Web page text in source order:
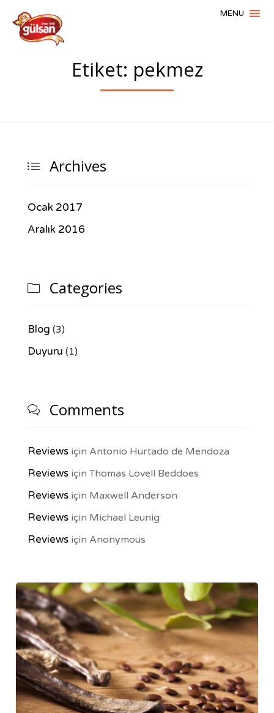
Etiket: pekmez
 Archives
Ocak 2017
Aralık 2016
 Categories
Blog (3)
Duyuru (1)
 Comments
Reviews için Antonio Hurtado de Mendoza
Reviews için Thomas Lovell Beddoes
Reviews için Maxwell Anderson
Reviews için Michael Leunig
Reviews için Anonymous